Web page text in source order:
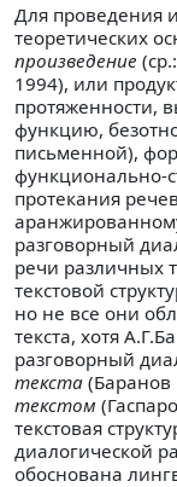
Для проведения
теоретических
произведение
1994), или
протяженности,
функцию,
письменной),
функционально-
протекания
разговорный
речи различных
текстовой
но не все они
текста, хотя
разговорный
текста (Баранов
текстом
текстовая
диалогической
обоснована